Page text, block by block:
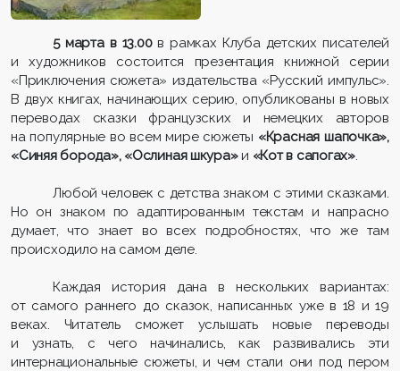
5 марта в 13.00в рамках Клуба детских писателей
и художников состоится презентация книжной серии
«Приключения сюжета» издательства «Русский импульс».
В двух книгах, начинающих серию, опубликованы в новых
переводах сказки французских и немецких авторов
на популярные во всем мире сюжеты «Красная шапочка»,
«Синяя борода», «Ослиная шкура»и «Кот в сапогах».
Любой человек с детства знаком с этими сказками.
Но он знаком по адаптированным текстам и напрасно
думает, что знает во всех подробностях, что же там
происходило на самом деле.
Каждая история дана в нескольких вариантах:
от самого раннего до сказок, написанных уже в 18 и 19
веках. Читатель сможет услышать новые переводы
и узнать, с чего начинались, как развивались эти
интернациональные сюжеты, и чем стали они под пером